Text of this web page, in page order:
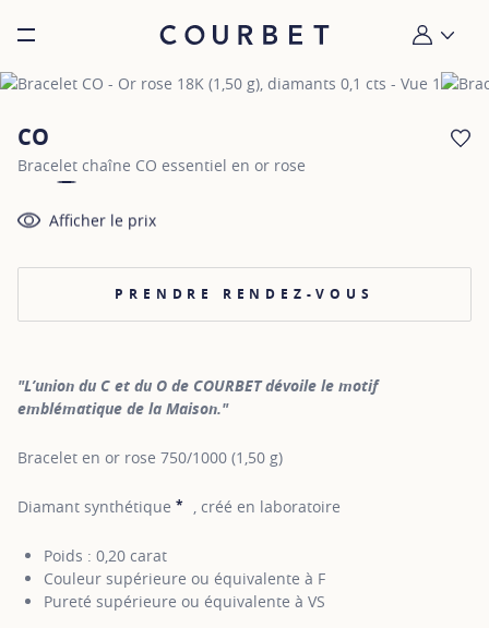
Burger toggle menu Mon
CO
Bracelet chaîne CO essentiel en or rose
Afficher le prix
PRENDRE RENDEZ-VOUS
"L’union du C et du O de COURBET dévoile le motif
emblématique de la Maison."
Bracelet en or rose 750/1000 (1,50 g)
Diamant synthétique * SHOW TOOLTIP
, créé en laboratoire
Poids : 0,20 carat
Couleur supérieure ou équivalente à F
Pureté supérieure ou équivalente à VS